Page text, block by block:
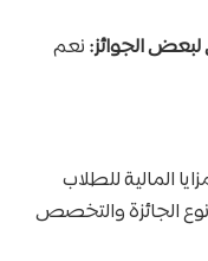
الجوائز: نعم
المالية للطلاب
الجائزة والتخصص